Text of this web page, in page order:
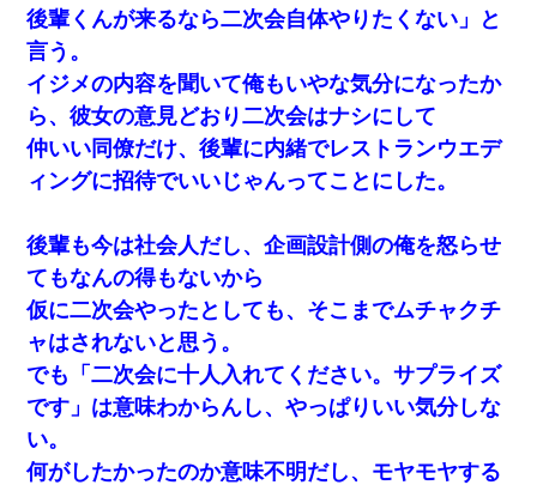
【修羅場】彼女親「カスな家柄のヤツなんかと家族になる
のはごめんだ」俺「じゃあ別れます…」→ 彼女「なんで言
い返してくれなかったの？（泣」
子供の頃、母の弟にイタズラされてて中学に入ってから関
係を持ってしまった。拒絶したら「全部バラしてやる」と
脅迫されたので両親に全部話した。
てない？音楽聞こえる」と言っていて…
彼にプロポーズされたんだけど、実は資産家だと知って婚
約破棄した。B子「A男くんと別れたって本当？私が付き合
ってもいい？」
【戦争】不妊の俺嫁に弟嫁が2日間4歳児を託児 俺嫁はそこ
まで気にしてなかったが、あまりにも子供が俺嫁に懐くの
で最後らへん顔引きつってた → そして弟嫁が迎えに来た翌
日…
後輩くんが来るなら二次会自体やりたくない」と
言う。
イジメの内容を聞いて俺もいやな気分になったか
ら、彼女の意見どおり二次会はナシにして
仲いい同僚だけ、後輩に内緒でレストランウエデ
ィングに招待でいいじゃんってことにした。
後輩も今は社会人だし、企画設計側の俺を怒らせ
てもなんの得もないから
仮に二次会やったとしても、そこまでムチャクチ
ャはされないと思う。
でも「二次会に十人入れてください。サプライズ
です」は意味わからんし、やっぱりいい気分しな
い。
何がしたかったのか意味不明だし、モヤモヤする